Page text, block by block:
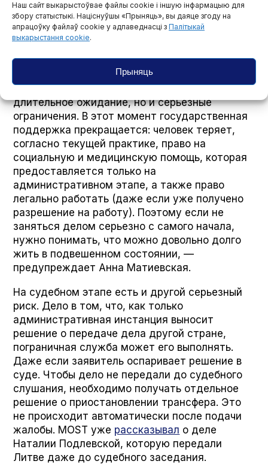
Наш сайт выкарыстоўвае файлы cookie і іншую інфармацыю для
збору статыстыкі. Націснуўшы «Прыняць», вы даяце згоду на
апрацоўку файлаў cookie у адпаведнасці з Палітыкай
выкарыстання cookie.
Прыняць
вторая — еще несколько месяцев, после чего
судебные инстанции могут рассматривать
жалобу еще полгода и дольше — в Высшем
— Судебная стадия означает не только
длительное ожидание, но и серьезные
ограничения. В этот момент государственная
поддержка прекращается: человек теряет,
согласно текущей практике, право на
социальную и медицинскую помощь, которая
предоставляется только на
административном этапе, а также право
легально работать (даже если уже получено
разрешение на работу). Поэтому если не
заняться делом серьезно с самого начала,
нужно понимать, что можно довольно долго
жить в подвешенном состоянии, —
предупреждает Анна Матиевская.
На судебном этапе есть и другой серьезный
риск. Дело в том, что, как только
административная инстанция выносит
решение о передаче дела другой стране,
пограничная служба может его выполнять.
Даже если заявитель оспаривает решение в
суде. Чтобы дело не передали до судебного
слушания, необходимо получать отдельное
решение о приостановлении трансфера. Это
не происходит автоматически после подачи
жалобы. MOST уже рассказывал о деле
Наталии Подлевской, которую передали
Литве даже до судебного заседания.